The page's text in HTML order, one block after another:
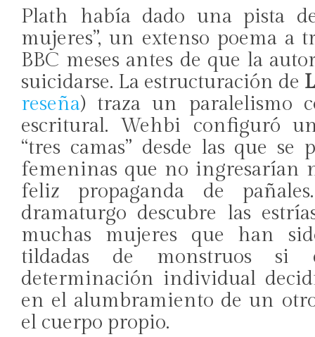
Plath había dado una pista
mujeres”, un extenso poema a
BBC meses antes de que la
suicidarse. La estructuración de
reseña) traza un paralelismo
escritural. Wehbi configuró
“tres camas” desde las que se
femeninas que no ingresarían
feliz propaganda de
dramaturgo descubre las
muchas mujeres que han
tildadas de monstruos
determinación individual
en el alumbramiento de un
el cuerpo propio.